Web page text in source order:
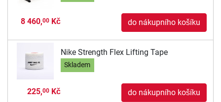
8 460,00Kč do nákupního košíku
Nike Strength Flex Lifting Tape
Skladem
225,00Kč do nákupního košíku